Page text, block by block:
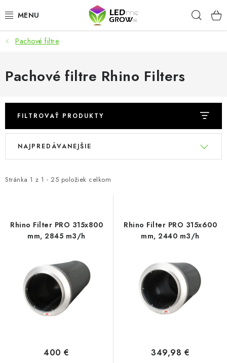
na
AKCIE
LED OSVETLENIE PRE RASTLINY
MICROGREENS
SMART GARDEN
Obchodné podmienky
Predávané značky
Podmienky o ochrane osobných údajov
Pachové filtre
Pachové filtre Rhino Filters
FILTROVAŤ PRODUKTY
V
i
Stránka 1 z 1 - 25 položiek celkom
R
e
e
NAJPREDÁVANEJŠIE
Rhino Filter PRO 315x800
mm, 2845 m3/h
400 €
Rhino Filter PRO 315x600
mm, 2440 m3/h
349,98 €